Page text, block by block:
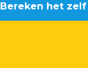
Bereken het zelf